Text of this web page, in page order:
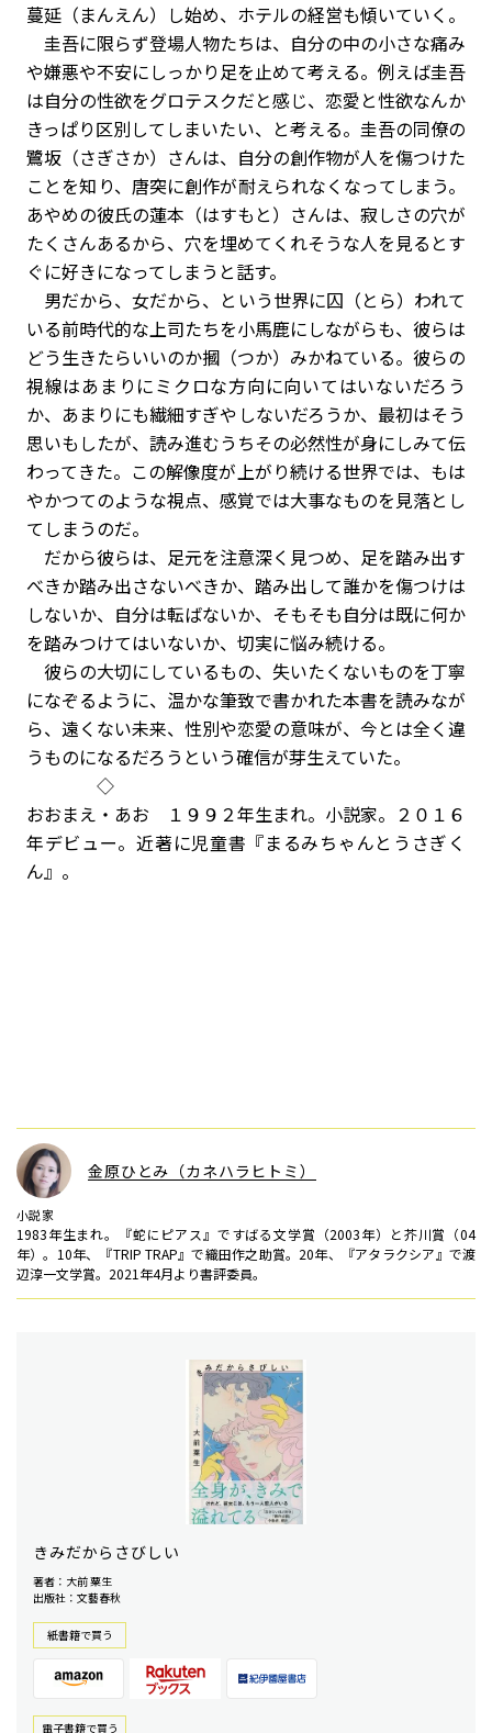
蔓延（まんえん）し始め、ホテルの経営も傾いていく。
圭吾に限らず登場人物たちは、自分の中の小さな痛み
や嫌悪や不安にしっかり足を止めて考える。例えば圭吾
は自分の性欲をグロテスクだと感じ、恋愛と性欲なんか
きっぱり区別してしまいたい、と考える。圭吾の同僚の
鷺坂（さぎさか）さんは、自分の創作物が人を傷つけた
ことを知り、唐突に創作が耐えられなくなってしまう。
あやめの彼氏の蓮本（はすもと）さんは、寂しさの穴が
たくさんあるから、穴を埋めてくれそうな人を見るとす
ぐに好きになってしまうと話す。
男だから、女だから、という世界に囚（とら）われて
いる前時代的な上司たちを小馬鹿にしながらも、彼らは
どう生きたらいいのか摑（つか）みかねている。彼らの
視線はあまりにミクロな方向に向いてはいないだろう
か、あまりにも繊細すぎやしないだろうか、最初はそう
思いもしたが、読み進むうちその必然性が身にしみて伝
わってきた。この解像度が上がり続ける世界では、もは
やかつてのような視点、感覚では大事なものを見落とし
てしまうのだ。
だから彼らは、足元を注意深く見つめ、足を踏み出す
べきか踏み出さないべきか、踏み出して誰かを傷つけは
しないか、自分は転ばないか、そもそも自分は既に何か
を踏みつけてはいないか、切実に悩み続ける。
彼らの大切にしているもの、失いたくないものを丁寧
になぞるように、温かな筆致で書かれた本書を読みなが
ら、遠くない未来、性別や恋愛の意味が、今とは全く違
うものになるだろうという確信が芽生えていた。
◇
おおまえ・あお １９９２年生まれ。小説家。２０１６
年デビュー。近著に児童書『まるみちゃんとうさぎく
ん』。
金原ひとみ（カネハラヒトミ）
小説家
1983年生まれ。『蛇にピアス』ですばる文学賞（2003年）と芥川賞（04
年）。10年、『TRIP TRAP』で織田作之助賞。20年、『アタラクシア』で渡
辺淳一文学賞。2021年4月より書評委員。
きみだからさびしい
著者：大前 粟生
出版社：文藝春秋
紙書籍で買う
電⼦書籍で買う